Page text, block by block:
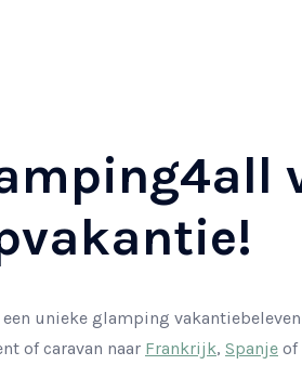
unieke glamping
of caravan naar Frankrijk, Spanje of